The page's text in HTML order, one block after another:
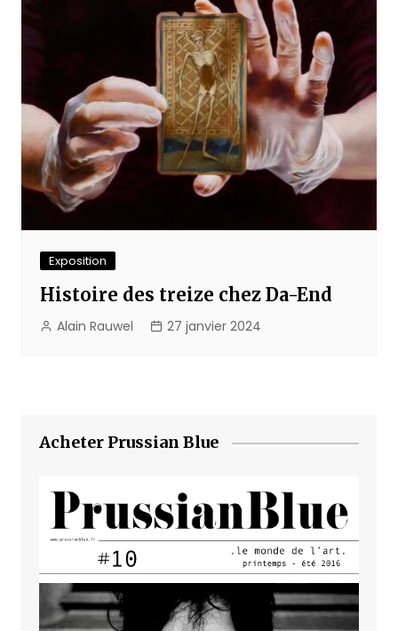
Exposition
Histoire des treize chez Da-End
Alain Rauwel 27 janvier 2024
Acheter Prussian Blue